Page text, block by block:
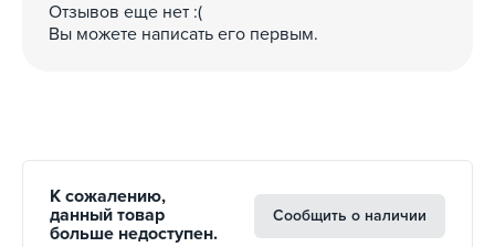
Отзывов еще нет :(
Вы можете написать его первым.
К сожалению,
данный товар
больше недоступен.
Сообщить о наличии